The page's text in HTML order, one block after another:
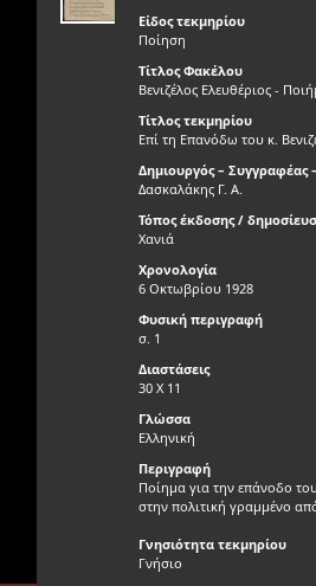
Είδος τεκμηρίου
Ποίηση
Τίτλος Φακέλου
Βενιζέλος Ελευθέριος -
Τίτλος τεκμηρίου
Επί τη Επανόδω του κ.
Δημιουργός –
Δασκαλάκης Γ. Α.
Τόπος έκδοσης /
Χανιά
Χρονολογία
6 Οκτωβρίου 1928
Φυσική περιγραφή
σ. 1
Διαστάσεις
30 Χ 11
Γλώσσα
Ελληνική
Περιγραφή
Ποίημα για την επάνοδο
στην πολιτική γραμμένο
Γνησιότητα τεκμηρίου
Γνήσιο